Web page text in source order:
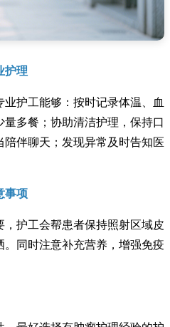
护理
护工能够：按时记录体温、血
多餐；协助清洁护理，保持口
伴聊天；发现异常及时告知医
事项
，护工会帮患者保持照射区域皮
同时注意补充营养，增强免疫